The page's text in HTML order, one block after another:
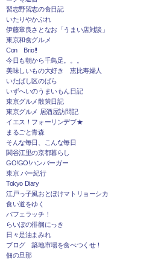
習志野習志の食日記
いたりやかぶれ
伊藤章良さとなお「うまい店対談」
東京和食グルメ
Con Brio!!
今日も朝から千鳥足。。。
美味しいもの大好き 恵比寿婦人
いたばし区のばら
いずへいのうまいもん日記
東京グルメ散策日記
東京グルメ 居酒屋訪問記
イエス！フォーリンデブ★
まるごと青森
そんな毎日、こんな毎日
関谷江里の京都暮らし
GO!GO!ハンバーガー
東京 バー紀行
Tokyo Diary
江戸っ子風おとぼけマトリョーシカ
食い道をゆく
パフェラッチ！
らいぽの徘徊にっき
日々是油まみれ
ブログ 築地市場を食べつくせ！
佃の旦那